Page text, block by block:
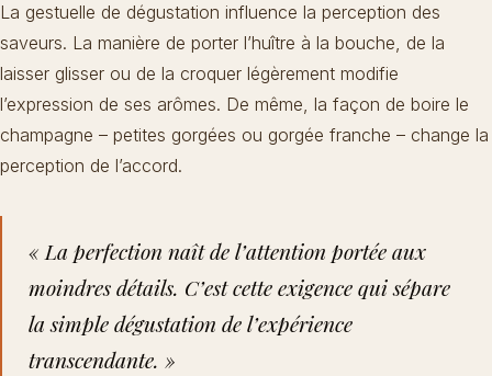
La gestuelle de dégustation influence la perception des
saveurs. La manière de porter l’huître à la bouche, de la
laisser glisser ou de la croquer légèrement modifie
l’expression de ses arômes. De même, la façon de boire le
champagne – petites gorgées ou gorgée franche – change la
perception de l’accord.
« La perfection naît de l’attention portée aux
moindres détails. C’est cette exigence qui sépare
la simple dégustation de l’expérience
transcendante. »